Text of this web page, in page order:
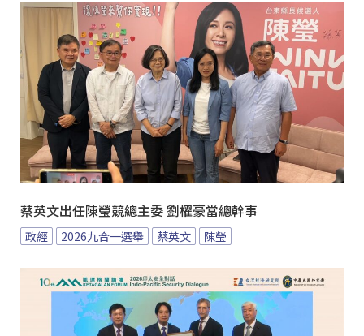
蔡英文出任陳瑩競總主委 劉櫂豪當總幹事
政經 2026九合一選舉 蔡英文 陳瑩